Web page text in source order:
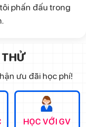
phấn đấu trong
THỬ
ưu đãi học phí!
HỌC VỚI GV